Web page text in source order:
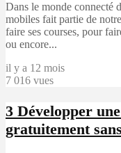
Dans le monde connecté
mobiles fait partie de
faire ses courses, pour
ou encore...
il y a 12 mois
7 016 vues
3 Développer
gratuitement